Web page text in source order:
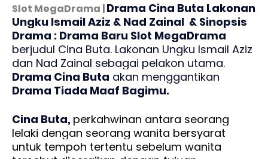
Slot MegaDrama |Drama Cina Buta Lakonan
Ungku Ismail Aziz & Nad Zainal & Sinopsis
Drama : Drama Baru Slot MegaDrama
berjudul Cina Buta. Lakonan Ungku Ismail Aziz
dan Nad Zainal sebagai pelakon utama.
Drama Cina Buta akan menggantikan
Drama Tiada Maaf Bagimu.
Cina Buta, perkahwinan antara seorang
lelaki dengan seorang wanita bersyarat
untuk tempoh tertentu sebelum wanita